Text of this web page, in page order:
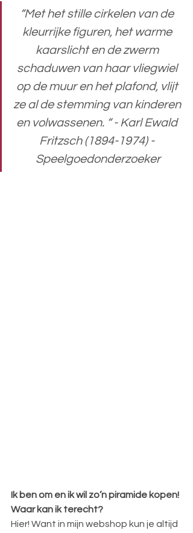
“Met het stille cirkelen van de
kleurrijke figuren, het warme
kaarslicht en de zwerm
schaduwen van haar vliegwiel
op de muur en het plafond, vlijt
ze al de stemming van kinderen
en volwassenen. “ - Karl Ewald
Fritzsch (1894-1974) -
Speelgoedonderzoeker
Ik ben om en ik wil zo’n piramide kopen!
Waar kan ik terecht?
Hier! Want in mijn webshop kun je altijd